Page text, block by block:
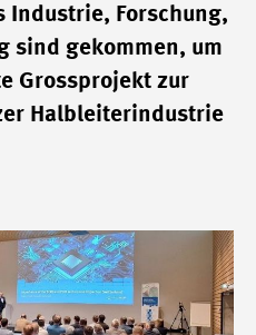
Industrie, Forschung,
sind gekommen, um
Grossprojekt zur
Halbleiterindustrie